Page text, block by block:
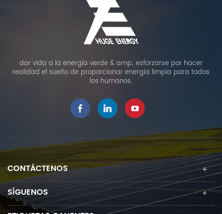
dar vida a la energía verde & amp; esforzarse por hacer
realidad el sueño de proporcionar energía limpia para todos
los humanos.
CONTÁCTENOS
SÍGUENOS